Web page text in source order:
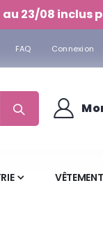
23/08 inclus
FAQ Connexion